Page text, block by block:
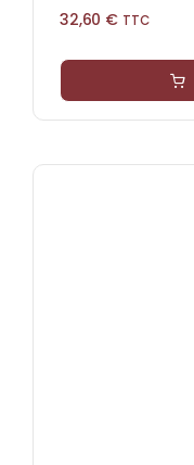
32,60 € TTC